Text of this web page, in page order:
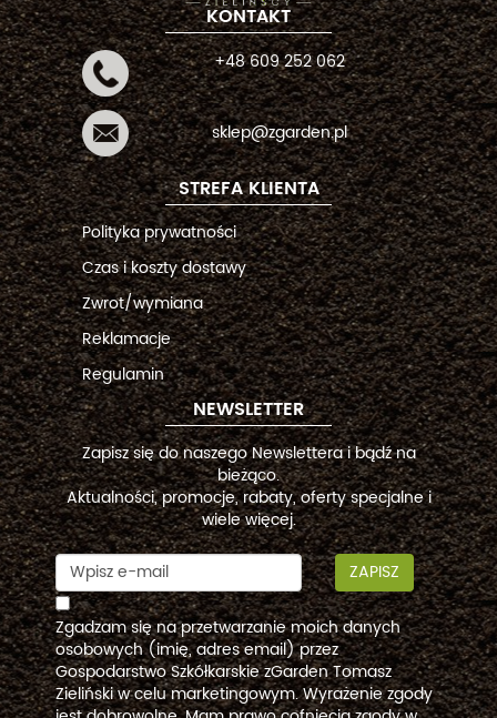
KONTAKT
+48 609 252 062
sklep@zgarden.pl
STREFA KLIENTA
Polityka prywatności
Czas i koszty dostawy
Zwrot/wymiana
Reklamacje
Regulamin
NEWSLETTER
Zapisz się do naszego Newslettera i bądź na
bieżąco.
Aktualności, promocje, rabaty, oferty specjalne i
wiele więcej.
ZAPISZ
Zgadzam się na przetwarzanie moich danych
osobowych (imię, adres email) przez
Gospodarstwo Szkółkarskie zGarden Tomasz
Zieliński w celu marketingowym. Wyrażenie zgody